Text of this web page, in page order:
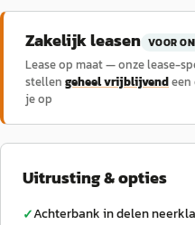
Zakelijk leasen VOOR
Lease op maat — onze lease-
stellen geheel vrijblijvend
je op
Uitrusting & opties
✓Achterbank in delen